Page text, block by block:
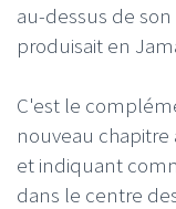
au-dessus de
produisait en
C'est le
nouveau
et indiquant
dans le centre